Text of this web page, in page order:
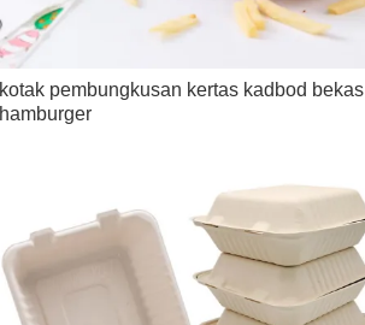
kotak pembungkusan kertas kadbod bekas
hamburger